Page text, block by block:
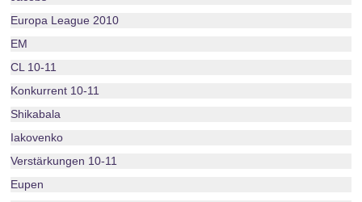
Europa League 2010
EM
CL 10-11
Konkurrent 10-11
Shikabala
Iakovenko
Verstärkungen 10-11
Eupen